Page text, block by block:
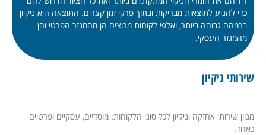
כדי להגיע לתוצאות מבריקות ובתוך פרקי זמן קצרים. התוצאה היא ניקיון
ברמהה גבוהה ביותר, ואלפי לקוחות מרוצים הן מהמגזר הפרטי והן
מהמגזר העסקי.
שירותי ניקיון
מגוון שירותי אחזקה וניקיון לכל סוגי הלקוחות: מוסדיים, עסקיים ופרטיים
כאחד.